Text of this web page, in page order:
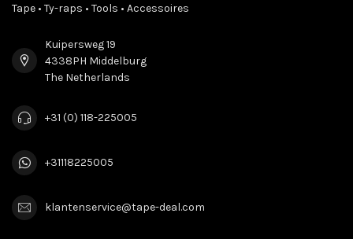
Tape • Ty-raps • Tools • Accessoires
Kuipersweg 19
4338PH Middelburg
The Netherlands
+31 (0) 118-225005
+31118225005
klantenservice@tape-deal.com